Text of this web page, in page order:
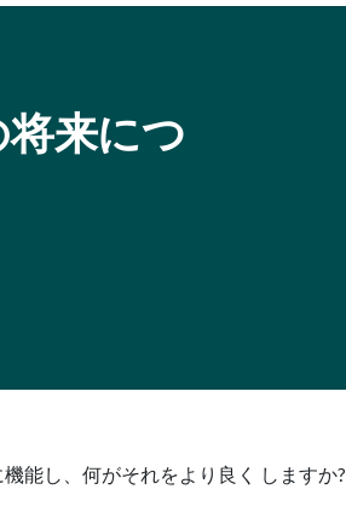
来につ
能し、何がそれをより良く しますか?